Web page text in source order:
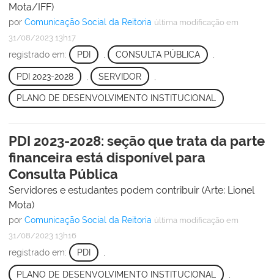
Mota/IFF)
por Comunicação Social da Reitoria última modificação em
31/08/2023 13h17
registrado em: PDI CONSULTA PÚBLICA
PDI 2023-2028 SERVIDOR
PLANO DE DESENVOLVIMENTO INSTITUCIONAL
PDI 2023-2028: seção que trata da parte
financeira está disponível para
Consulta Pública
Servidores e estudantes podem contribuir (Arte: Lionel
Mota)
por Comunicação Social da Reitoria última modificação em
31/08/2023 13h16
registrado em: PDI
PLANO DE DESENVOLVIMENTO INSTITUCIONAL